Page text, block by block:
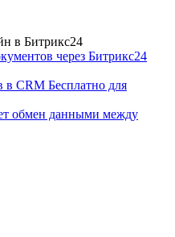
в Битрикс24
через Битрикс24
в CRM Бесплатно для
обмен данными между